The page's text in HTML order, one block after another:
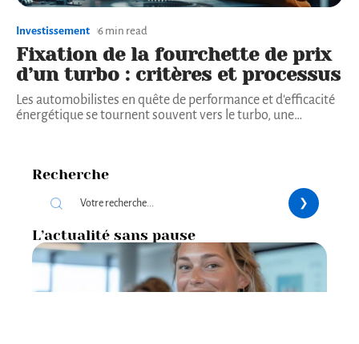
Investissement 6 min read
Fixation de la fourchette de prix
d’un turbo : critères et processus
Les automobilistes en quête de performance et d'efficacité
énergétique se tournent souvent vers le turbo, une…
Recherche
L’actualité sans pause